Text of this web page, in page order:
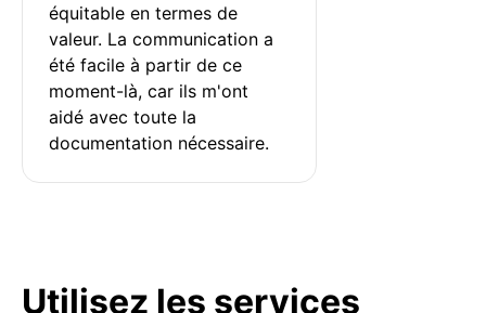
équitable en termes de
valeur. La communication a
été facile à partir de ce
moment-là, car ils m'ont
aidé avec toute la
documentation nécessaire.
Utilisez les services